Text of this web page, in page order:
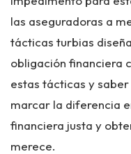
las aseguradoras a
tácticas turbias
obligación financiera
estas tácticas y
marcar la diferencia
financiera justa y
merece.